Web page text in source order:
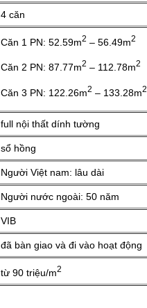
4 căn
Căn 1 PN: 52.59m2 – 56.49m2
Căn 2 PN: 87.77m2 – 112.78m2
Căn 3 PN: 122.26m2 – 133.28m2
full nội thất dính tường
sổ hồng
Người Việt nam: lâu dài
Người nước ngoài: 50 năm
VIB
đã bàn giao và đi vào hoạt động
từ 90 triệu/m2